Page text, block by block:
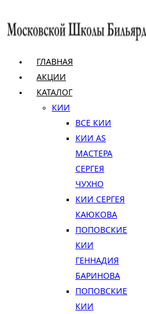
ГЛАВНАЯ
АКЦИИ
КАТАЛОГ
КИИ
ВСЕ КИИ
КИИ AS
МАСТЕРА
СЕРГЕЯ
ЧУХНО
КИИ СЕРГЕЯ
КАЮКОВА
ПОПОВСКИЕ
КИИ
ГЕННАДИЯ
БАРИНОВА
ПОПОВСКИЕ
КИИ